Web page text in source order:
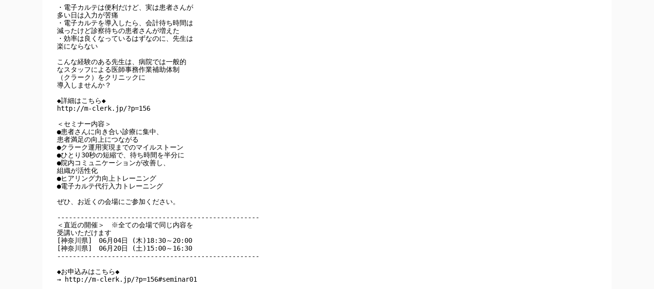
・電子カルテは便利だけど、実は患者さんが
多い日は入力が苦痛
・電子カルテを導入したら、会計待ち時間は
減ったけど診察待ちの患者さんが増えた
・効率は良くなっているはずなのに、先生は
楽にならない
こんな経験のある先生は、病院では一般的
なスタッフによる医師事務作業補助体制
（クラーク）をクリニックに
導入しませんか？
◆詳細はこちら◆
http://m-clerk.jp/?p=156
＜セミナー内容＞
●患者さんに向き合い診療に集中、
患者満足の向上につながる
●クラーク運用実現までのマイルストーン
●ひとり30秒の短縮で、待ち時間を半分に
●院内コミュニケーションが改善し、
組織が活性化
●ヒアリング力向上トレーニング
●電子カルテ代行入力トレーニング
ぜひ、お近くの会場にご参加ください。
----------------------------------------------------
＜直近の開催＞　※全ての会場で同じ内容を
受講いただけます
[神奈川県]　06月04日 (木)18:30～20:00
[神奈川県]　06月20日 (土)15:00～16:30
----------------------------------------------------
◆お申込みはこちら◆
→ http://m-clerk.jp/?p=156#seminar01